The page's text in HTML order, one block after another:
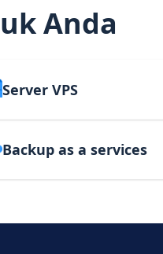
Anda
Server VPS
Backup as a services